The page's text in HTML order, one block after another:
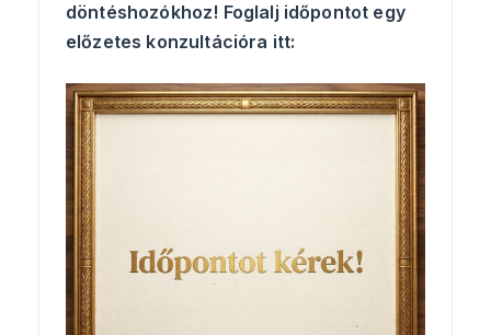
döntéshozókhoz! Foglalj időpontot egy
előzetes konzultációra itt: